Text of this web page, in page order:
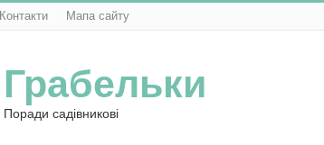
Контакти Мапа сайту
Грабельки
Поради садівникові